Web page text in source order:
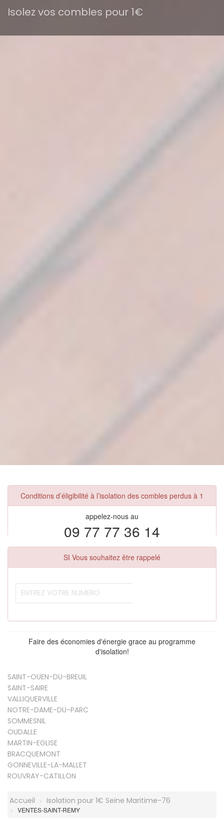
Isolez vos combles pour 1€
Conditions d’éligibilité à l’isolation des combles perdus à 1
appelez-nous au
09 77 77 36 14
SI Vous souhaitez être rappelé
Faire des économies d'énergie grace au programme
d'isolation!
SAINT-OUEN-DU-BREUIL
SAINT-SAIRE
VALLIQUERVILLE
NOTRE-DAME-DU-PARC
SOMMESNIL
OUDALLE
MARTIN-EGLISE
BRACQUEMONT
GONNEVILLE-LA-MALLET
ROUVRAY-CATILLON
Accueil Isolation pour 1€ Seine Maritime-76
VENTES-SAINT-REMY